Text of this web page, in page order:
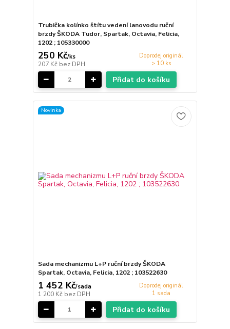
Trubička kolínko štítu vedení lanovodu ruční
brzdy ŠKODA Tudor, Spartak, Octavia, Felicia,
1202 ; 105330000
250 Kč/ks
207 Kč bez DPH
Doprodej originál
> 10 ks
Přidat do košíku
Novinka
Sada mechanizmu L+P ruční brzdy ŠKODA
Spartak, Octavia, Felicia, 1202 ; 103522630
1 452 Kč/sada
1 200 Kč bez DPH
Doprodej originál
1 sada
Přidat do košíku